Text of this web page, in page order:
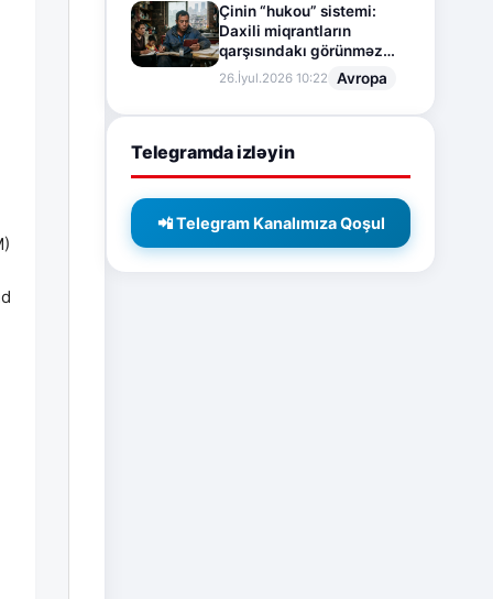
Çinin “hukou” sistemi:
Daxili miqrantların
qarşısındakı görünməz
sədd
26.İyul.2026 10:22 Avropa
Telegramda izləyin
📲 Telegram Kanalımıza Qoşul